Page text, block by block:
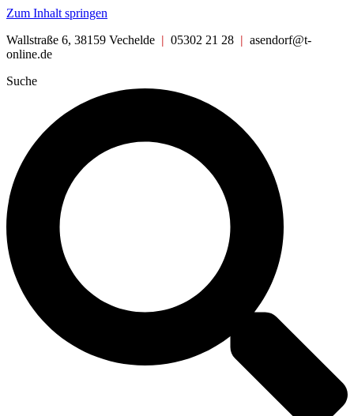
Zum Inhalt springen
Wallstraße 6, 38159 Vechelde | 05302 21 28 | asendorf@t-
online.de
Suche